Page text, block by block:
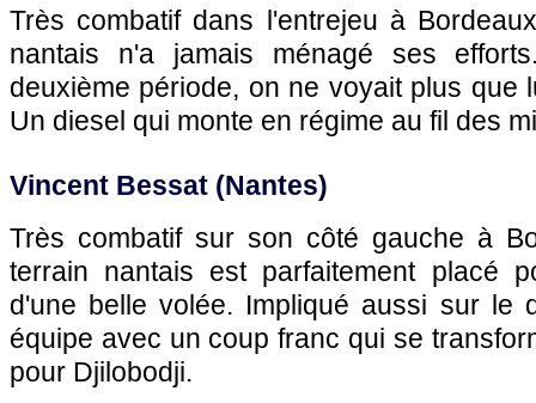
Très combatif dans l'entrejeu à
nantais n'a jamais ménagé ses
deuxième période, on ne voyait plus que
Un diesel qui monte en régime au fil des
Vincent Bessat (Nantes)
Très combatif sur son côté gauche à
terrain nantais est parfaitement placé
d'une belle volée. Impliqué aussi sur le
équipe avec un coup franc qui se
pour Djilobodji.